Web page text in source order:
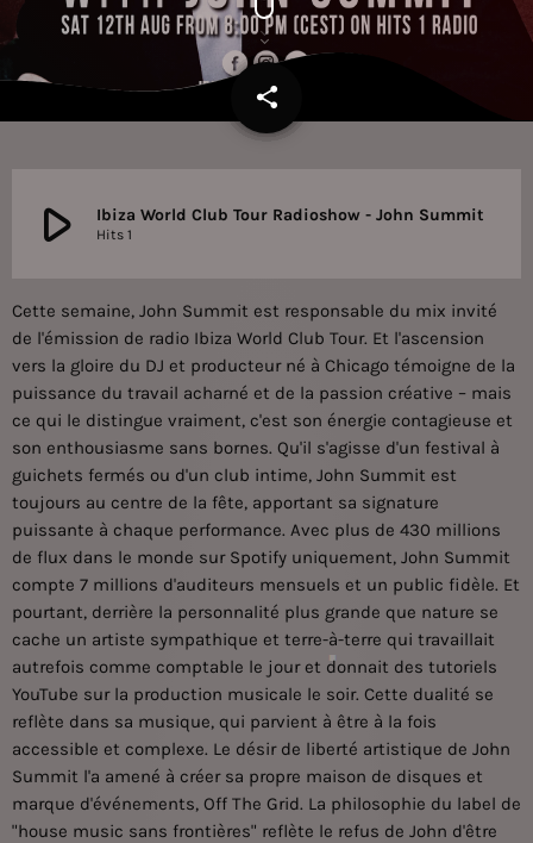
share
email
play_arrow Ibiza World Club Tour Radioshow - John Summit
Hits 1
Cette semaine, John Summit est responsable du mix invité
de l'émission de radio Ibiza World Club Tour. Et l'ascension
vers la gloire du DJ et producteur né à Chicago témoigne de la
puissance du travail acharné et de la passion créative – mais
ce qui le distingue vraiment, c'est son énergie contagieuse et
son enthousiasme sans bornes. Qu'il s'agisse d'un festival à
guichets fermés ou d'un club intime, John Summit est
toujours au centre de la fête, apportant sa signature
puissante à chaque performance. Avec plus de 430 millions
de flux dans le monde sur Spotify uniquement, John Summit
compte 7 millions d'auditeurs mensuels et un public fidèle. Et
pourtant, derrière la personnalité plus grande que nature se
cache un artiste sympathique et terre-à-terre qui travaillait
autrefois comme comptable le jour et donnait des tutoriels
YouTube sur la production musicale le soir. Cette dualité se
reflète dans sa musique, qui parvient à être à la fois
accessible et complexe. Le désir de liberté artistique de John
Summit l'a amené à créer sa propre maison de disques et
marque d'événements, Off The Grid. La philosophie du label de
"house music sans frontières" reflète le refus de John d'être